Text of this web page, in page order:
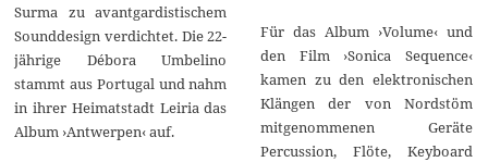
Surma zu avantgardistischem
Sounddesign verdichtet. Die 22-
jährige Débora Umbelino
stammt aus Portugal und nahm
in ihrer Heimatstadt Leiria das
Album ›Antwerpen‹ auf.
Für das Album ›Volume‹ und
den Film ›Sonica Sequence‹
kamen zu den elektronischen
Klängen der von Nordstöm
mitgenommenen Geräte
Percussion, Flöte, Keyboard